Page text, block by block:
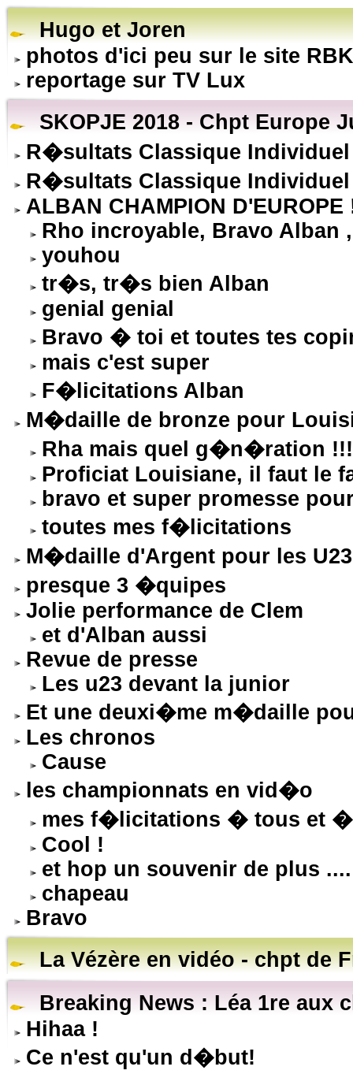
Hugo et Joren
photos d'ici peu sur le site
reportage sur TV Lux
SKOPJE 2018 - Chpt Europe
R�sultats Classique
R�sultats Classique Individuel
ALBAN CHAMPION D'EUROPE
Rho incroyable, Bravo Alban
youhou
tr�s, tr�s bien Alban
genial genial
Bravo � toi et toutes tes
mais c'est super
F�licitations Alban
M�daille de bronze pour
Rha mais quel g�n�ration
Proficiat Louisiane, il faut le
bravo et super promesse
toutes mes f�licitations
M�daille d'Argent pour les
presque 3 �quipes
Jolie performance de Clem
et d'Alban aussi
Revue de presse
Les u23 devant la junior
Et une deuxi�me m�daille
Les chronos
Cause
les championnats en vid�o
mes f�licitations � tous et
Cool !
et hop un souvenir de plus ....
chapeau
Bravo
La Vézère en vidéo - chpt de
Breaking News : Léa 1re aux
Hihaa !
Ce n'est qu'un d�but!